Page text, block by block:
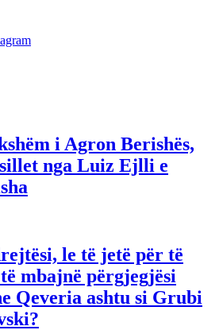
i Agron Berishës,
nga Luiz Ejlli e
le të jetë për të
mbajnë përgjegjësi
Qeveria ashtu si Grubi